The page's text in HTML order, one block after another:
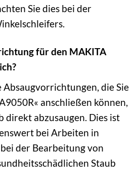
Sie dies bei der
für den MAKITA
Absaugvorrichtungen, die Sie
anschließen können,
direkt abzusaugen. Dies ist
bei Arbeiten in
der Bearbeitung von
Staub